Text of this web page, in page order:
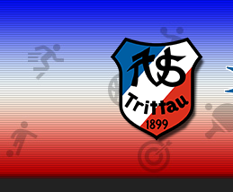
Zum
Inhalt
springen